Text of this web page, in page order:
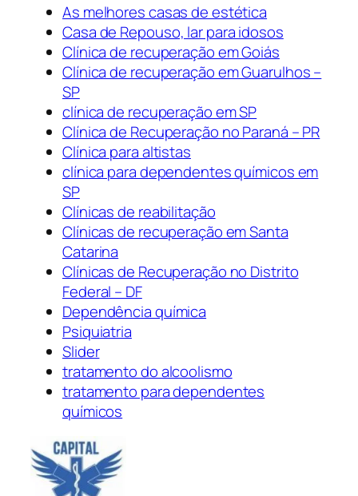
As melhores casas de estética
Casa de Repouso, lar para idosos
Clínica de recuperação em Goiás
Clínica de recuperação em Guarulhos –
SP
clínica de recuperação em SP
Clínica de Recuperação no Paraná – PR
Clínica para altistas
clínica para dependentes químicos em
SP
Clínicas de reabilitação
Clínicas de recuperação em Santa
Catarina
Clínicas de Recuperação no Distrito
Federal – DF
Dependência química
Psiquiatria
Slider
tratamento do alcoolismo
tratamento para dependentes
químicos